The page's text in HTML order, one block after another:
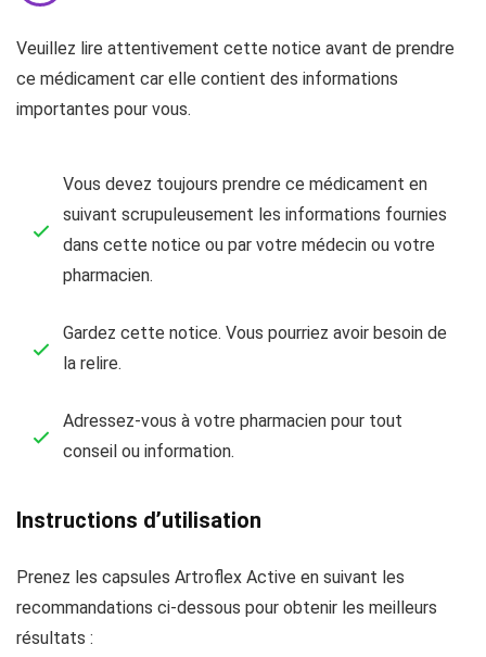
Veuillez lire attentivement cette notice avant de prendre
ce médicament car elle contient des informations
importantes pour vous.
Vous devez toujours prendre ce médicament en
suivant scrupuleusement les informations fournies
dans cette notice ou par votre médecin ou votre
pharmacien.
Gardez cette notice. Vous pourriez avoir besoin de
la relire.
Adressez-vous à votre pharmacien pour tout
conseil ou information.
Instructions d’utilisation
Prenez les capsules Artroflex Active en suivant les
recommandations ci-dessous pour obtenir les meilleurs
résultats :